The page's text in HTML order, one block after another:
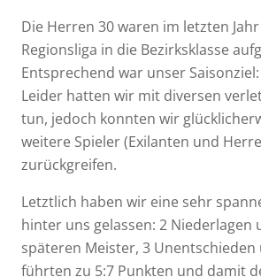
Die Herren 30 waren im letzten
Regionsliga in die Bezirksklasse
Entsprechend war unser
Leider hatten wir mit diversen
tun, jedoch konnten wir
weitere Spieler (Exilanten und
zurückgreifen.
Letztlich haben wir eine sehr
hinter uns gelassen: 2 Niederlagen
späteren Meister, 3 Unentschieden
führten zu 5:7 Punkten und damit